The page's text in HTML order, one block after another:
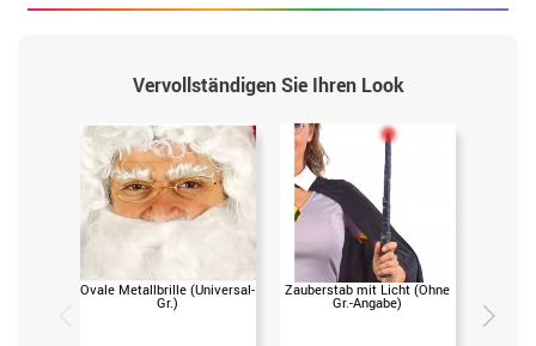
Vervollständigen Sie Ihren Look
Ovale Metallbrille (Universal-
Gr.)
Zauberstab mit Licht (Ohne
Gr.-Angabe)